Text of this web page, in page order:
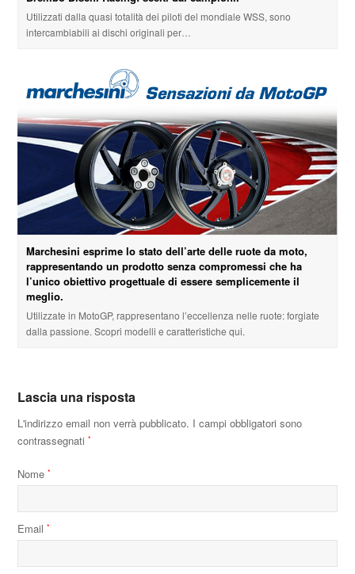
Utilizzati dalla quasi totalità dei piloti del mondiale WSS, sono
intercambiabili ai dischi originali per…
Marchesini esprime lo stato dell’arte delle ruote da moto,
rappresentando un prodotto senza compromessi che ha
l’unico obiettivo progettuale di essere semplicemente il
meglio.
Utilizzate in MotoGP, rappresentano l’eccellenza nelle ruote: forgiate
dalla passione. Scopri modelli e caratteristiche qui.
Lascia una risposta
L'indirizzo email non verrà pubblicato. I campi obbligatori sono
contrassegnati*
Nome*
Email*